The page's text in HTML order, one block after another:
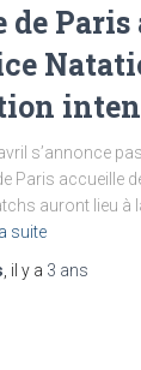
de
avril s’annonce
Paris accueille
auront lieu à
suite
, il y a 3 ans